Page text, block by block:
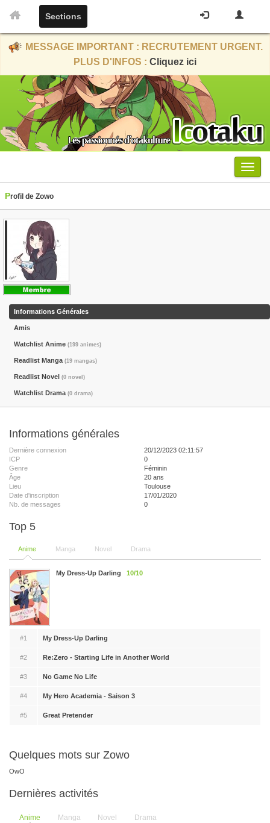
Sections
MESSAGE IMPORTANT : RECRUTEMENT URGENT.
PLUS D'INFOS : Cliquez ici
Menu
Profil de Zowo
Informations Générales
Amis
Watchlist Anime (199 animes)
Readlist Manga (19 mangas)
Readlist Novel (0 novel)
Watchlist Drama (0 drama)
Informations générales
Dernière connexion
20/12/2023 02:11:57
ICP
0
Genre
Féminin
Âge
20 ans
Lieu
Toulouse
Date d'inscription
17/01/2020
Nb. de messages
0
Top 5
Anime Manga Novel Drama
My Dress-Up Darling 10/10
#1 My Dress-Up Darling
#2 Re:Zero - Starting Life in Another World
#3 No Game No Life
#4 My Hero Academia - Saison 3
#5 Great Pretender
Quelques mots sur Zowo
OwO
Dernières activités
Anime Manga Novel Drama